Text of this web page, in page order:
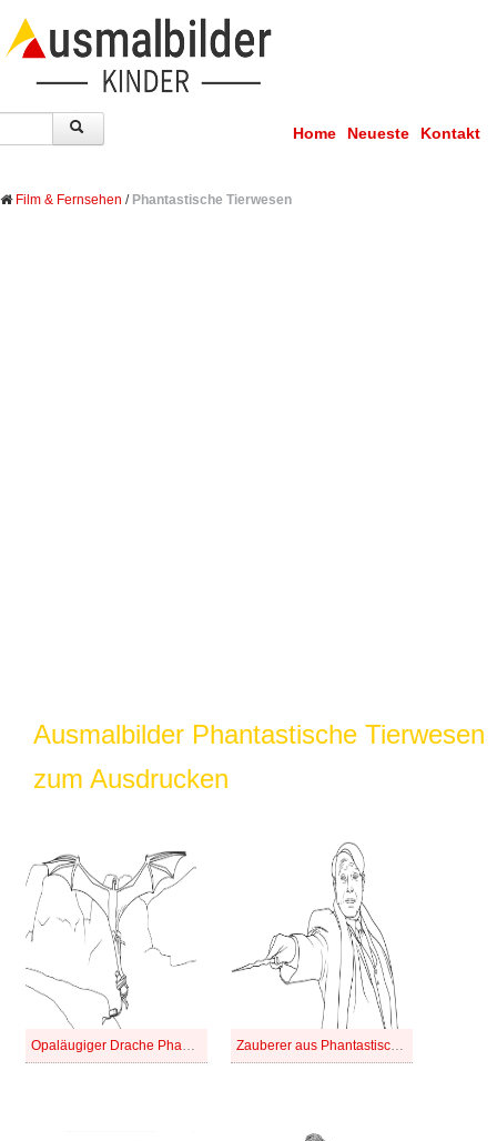
Home Neueste Kontakt
Film & Fernsehen / Phantastische Tierwesen
Ausmalbilder Phantastische Tierwesen
zum Ausdrucken
Opaläugiger Drache Phantastische Tierwesen Zauberer aus Phantastische Tierwesen